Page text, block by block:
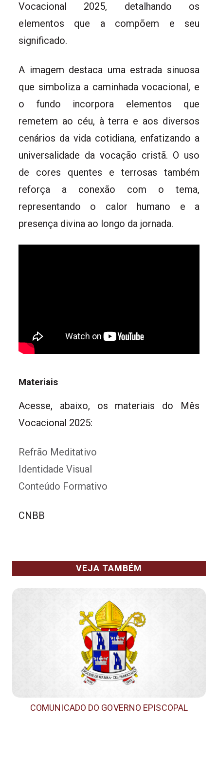
Vocacional 2025, detalhando os
elementos que a compõem e seu
significado.
A imagem destaca uma estrada sinuosa
que simboliza a caminhada vocacional, e
o fundo incorpora elementos que
remetem ao céu, à terra e aos diversos
cenários da vida cotidiana, enfatizando a
universalidade da vocação cristã. O uso
de cores quentes e terrosas também
reforça a conexão com o tema,
representando o calor humano e a
presença divina ao longo da jornada.
Materiais
Acesse, abaixo, os materiais do Mês
Vocacional 2025:
Refrão Meditativo
Identidade Visual
Conteúdo Formativo
CNBB
VEJA TAMBÉM
COMUNICADO DO GOVERNO EPISCOPAL